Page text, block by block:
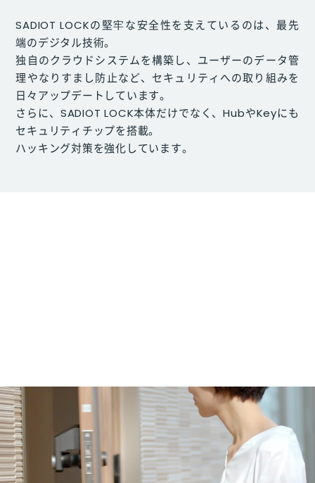
SADIOT LOCKの堅牢な安全性を支えているのは、最先
端のデジタル技術。
独自のクラウドシステムを構築し、ユーザーのデータ管
理やなりすまし防止など、セキュリティへの取り組みを
日々アップデートしています。
さらに、SADIOT LOCK本体だけでなく、HubやKeyにも
セキュリティチップを搭載。
ハッキング対策を強化しています。